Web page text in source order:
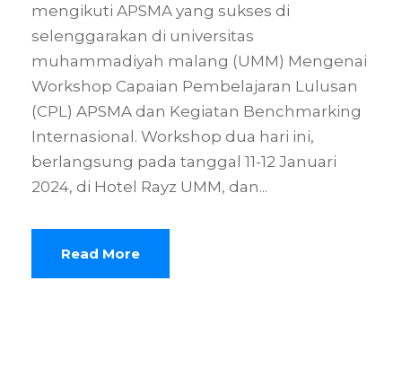
mengikuti APSMA yang sukses di
selenggarakan di universitas
muhammadiyah malang (UMM) Mengenai
Workshop Capaian Pembelajaran Lulusan
(CPL) APSMA dan Kegiatan Benchmarking
Internasional. Workshop dua hari ini,
berlangsung pada tanggal 11-12 Januari
2024, di Hotel Rayz UMM, dan...
Read More